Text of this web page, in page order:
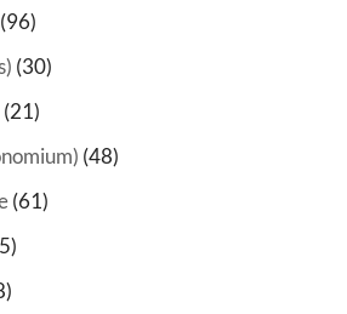
(96)
(30)
(21)
(48)
(61)